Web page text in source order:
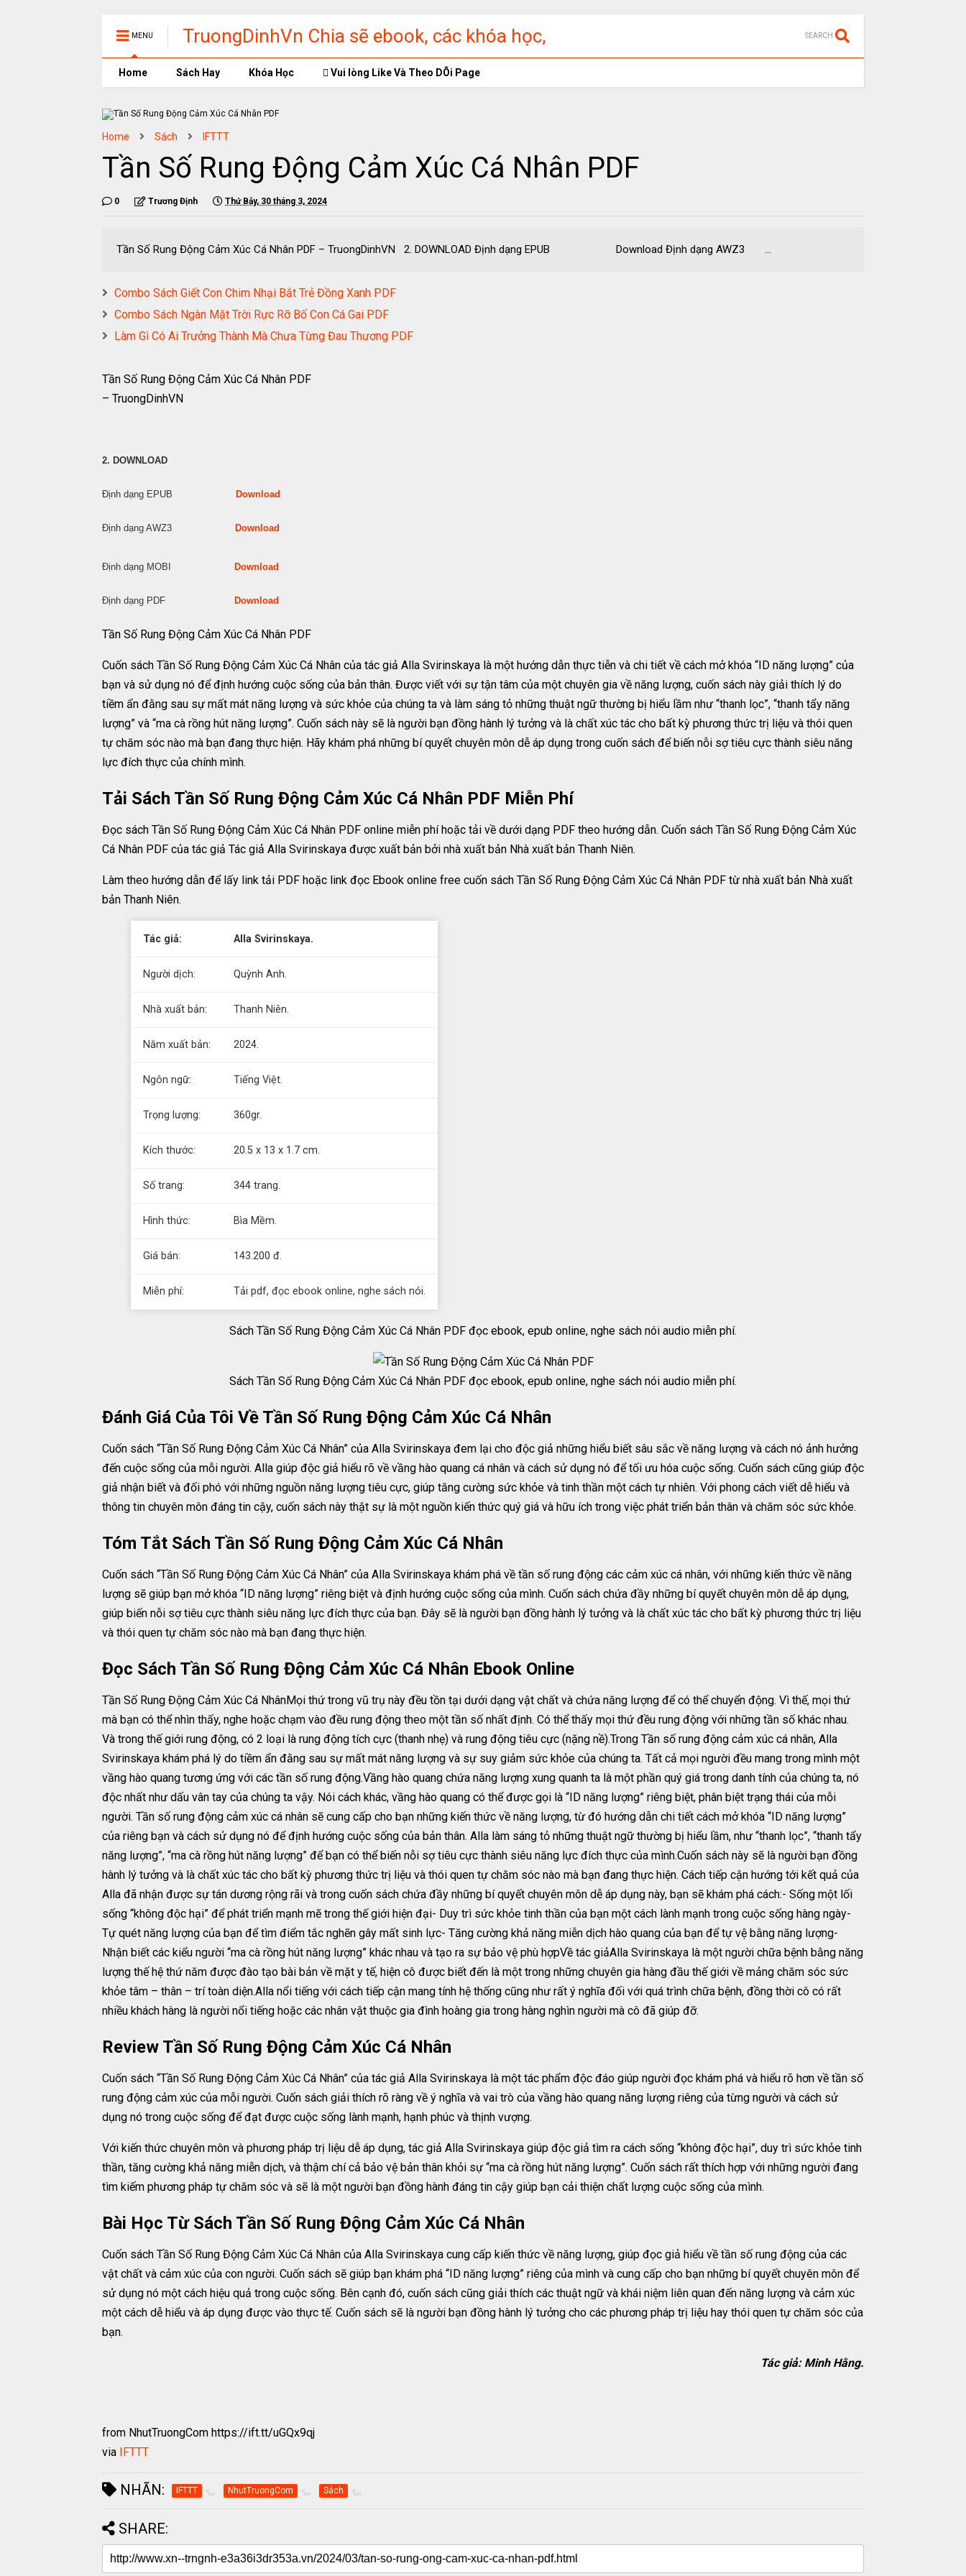
MENU
TruongDinhVn Chia sẽ ebook, các khóa học,
phần mềm học tập miễn phí
SEARCH
Home Sách Hay Khóa Học Vui lòng Like Và Theo DÕi Page
Home Sách IFTTT
Tần Số Rung Động Cảm Xúc Cá Nhân PDF
0 Trương Định Thứ Bảy, 30 tháng 3, 2024
Tần Số Rung Động Cảm Xúc Cá Nhân PDF – TruongDinhVN 2. DOWNLOAD Định dạng EPUB Download Định dạng AWZ3 ...
Combo Sách Giết Con Chim Nhại Bắt Trẻ Đồng Xanh PDF
Combo Sách Ngàn Mặt Trời Rực Rỡ Bố Con Cá Gai PDF
Làm Gì Có Ai Trưởng Thành Mà Chưa Từng Đau Thương PDF
Tần Số Rung Động Cảm Xúc Cá Nhân PDF
– TruongDinhVN
2. DOWNLOAD
Định dạng EPUB Download
Định dạng AWZ3 Download
Định dạng MOBI Download
Định dạng PDF Download
Tần Số Rung Động Cảm Xúc Cá Nhân PDF
Cuốn sách Tần Số Rung Động Cảm Xúc Cá Nhân của tác giả Alla Svirinskaya là một hướng dẫn thực tiễn và chi tiết về cách mở khóa “ID năng lượng” của
bạn và sử dụng nó để định hướng cuộc sống của bản thân. Được viết với sự tận tâm của một chuyên gia về năng lượng, cuốn sách này giải thích lý do
tiềm ẩn đằng sau sự mất mát năng lượng và sức khỏe của chúng ta và làm sáng tỏ những thuật ngữ thường bị hiểu lầm như “thanh lọc”, “thanh tẩy năng
lượng” và “ma cà rồng hút năng lượng”. Cuốn sách này sẽ là người bạn đồng hành lý tưởng và là chất xúc tác cho bất kỳ phương thức trị liệu và thói quen
tự chăm sóc nào mà bạn đang thực hiện. Hãy khám phá những bí quyết chuyên môn dễ áp dụng trong cuốn sách để biến nỗi sợ tiêu cực thành siêu năng
lực đích thực của chính mình.
Tải Sách Tần Số Rung Động Cảm Xúc Cá Nhân PDF Miễn Phí
Đọc sách Tần Số Rung Động Cảm Xúc Cá Nhân PDF online miễn phí hoặc tải về dưới dạng PDF theo hướng dẫn. Cuốn sách Tần Số Rung Động Cảm Xúc
Cá Nhân PDF của tác giả Tác giả Alla Svirinskaya được xuất bản bởi nhà xuất bản Nhà xuất bản Thanh Niên.
Làm theo hướng dẫn để lấy link tải PDF hoặc link đọc Ebook online free cuốn sách Tần Số Rung Động Cảm Xúc Cá Nhân PDF từ nhà xuất bản Nhà xuất
bản Thanh Niên.
Tác giả: Alla Svirinskaya.
Người dịch: Quỳnh Anh.
Nhà xuất bản: Thanh Niên.
Năm xuất bản: 2024.
Ngôn ngữ: Tiếng Việt.
Trọng lượng: 360gr.
Kích thước: 20.5 x 13 x 1.7 cm.
Số trang: 344 trang.
Hình thức: Bìa Mềm.
Giá bán: 143.200 đ.
Miễn phí: Tải pdf, đọc ebook online, nghe sách nói.
Sách Tần Số Rung Động Cảm Xúc Cá Nhân PDF đọc ebook, epub online, nghe sách nói audio miễn phí.
Sách Tần Số Rung Động Cảm Xúc Cá Nhân PDF đọc ebook, epub online, nghe sách nói audio miễn phí.
Đánh Giá Của Tôi Về Tần Số Rung Động Cảm Xúc Cá Nhân
Cuốn sách “Tần Số Rung Động Cảm Xúc Cá Nhân” của Alla Svirinskaya đem lại cho độc giả những hiểu biết sâu sắc về năng lượng và cách nó ảnh hưởng
đến cuộc sống của mỗi người. Alla giúp độc giả hiểu rõ về vầng hào quang cá nhân và cách sử dụng nó để tối ưu hóa cuộc sống. Cuốn sách cũng giúp độc
giả nhận biết và đối phó với những nguồn năng lượng tiêu cực, giúp tăng cường sức khỏe và tinh thần một cách tự nhiên. Với phong cách viết dễ hiểu và
thông tin chuyên môn đáng tin cậy, cuốn sách này thật sự là một nguồn kiến thức quý giá và hữu ích trong việc phát triển bản thân và chăm sóc sức khỏe.
Tóm Tắt Sách Tần Số Rung Động Cảm Xúc Cá Nhân
Cuốn sách “Tần Số Rung Động Cảm Xúc Cá Nhân” của Alla Svirinskaya khám phá về tần số rung động các cảm xúc cá nhân, với những kiến thức về năng
lượng sẽ giúp bạn mở khóa “ID năng lượng” riêng biệt và định hướng cuộc sống của mình. Cuốn sách chứa đầy những bí quyết chuyên môn dễ áp dụng,
giúp biến nỗi sợ tiêu cực thành siêu năng lực đích thực của bạn. Đây sẽ là người bạn đồng hành lý tưởng và là chất xúc tác cho bất kỳ phương thức trị liệu
và thói quen tự chăm sóc nào mà bạn đang thực hiện.
Đọc Sách Tần Số Rung Động Cảm Xúc Cá Nhân Ebook Online
Tần Số Rung Động Cảm Xúc Cá NhânMọi thứ trong vũ trụ này đều tồn tại dưới dạng vật chất và chứa năng lượng để có thể chuyển động. Vì thế, mọi thứ
mà bạn có thể nhìn thấy, nghe hoặc chạm vào đều rung động theo một tần số nhất định. Có thể thấy mọi thứ đều rung động với những tần số khác nhau.
Và trong thế giới rung động, có 2 loại là rung động tích cực (thanh nhẹ) và rung động tiêu cực (nặng nề).Trong Tần số rung động cảm xúc cá nhân, Alla
Svirinskaya khám phá lý do tiềm ẩn đằng sau sự mất mát năng lượng và sự suy giảm sức khỏe của chúng ta. Tất cả mọi người đều mang trong mình một
vầng hào quang tương ứng với các tần số rung động.Vầng hào quang chứa năng lượng xung quanh ta là một phần quý giá trong danh tính của chúng ta, nó
độc nhất như dấu vân tay của chúng ta vậy. Nói cách khác, vầng hào quang có thể được gọi là “ID năng lượng” riêng biệt, phân biệt trạng thái của mỗi
người. Tần số rung động cảm xúc cá nhân sẽ cung cấp cho bạn những kiến thức về năng lượng, từ đó hướng dẫn chi tiết cách mở khóa “ID năng lượng”
của riêng bạn và cách sử dụng nó để định hướng cuộc sống của bản thân. Alla làm sáng tỏ những thuật ngữ thường bị hiểu lầm, như “thanh lọc”, “thanh tẩy
năng lượng”, “ma cà rồng hút năng lượng” để bạn có thể biến nỗi sợ tiêu cực thành siêu năng lực đích thực của mình.Cuốn sách này sẽ là người bạn đồng
hành lý tưởng và là chất xúc tác cho bất kỳ phương thức trị liệu và thói quen tự chăm sóc nào mà bạn đang thực hiện. Cách tiếp cận hướng tới kết quả của
Alla đã nhận được sự tán dương rộng rãi và trong cuốn sách chứa đầy những bí quyết chuyên môn dễ áp dụng này, bạn sẽ khám phá cách:- Sống một lối
sống “không độc hại” để phát triển mạnh mẽ trong thế giới hiện đại- Duy trì sức khỏe tinh thần của bạn một cách lành mạnh trong cuộc sống hàng ngày-
Tự quét năng lượng của bạn để tìm điểm tắc nghẽn gây mất sinh lực- Tăng cường khả năng miễn dịch hào quang của bạn để tự vệ bằng năng lượng-
Nhận biết các kiểu người “ma cà rồng hút năng lượng” khác nhau và tạo ra sự bảo vệ phù hợpVề tác giảAlla Svirinskaya là một người chữa bệnh bằng năng
lượng thế hệ thứ năm được đào tạo bài bản về mặt y tế, hiện cô được biết đến là một trong những chuyên gia hàng đầu thế giới về mảng chăm sóc sức
khỏe tâm – thân – trí toàn diện.Alla nổi tiếng với cách tiếp cận mang tính hệ thống cũng như rất ý nghĩa đối với quá trình chữa bệnh, đồng thời cô có rất
nhiều khách hàng là người nổi tiếng hoặc các nhân vật thuộc gia đình hoàng gia trong hàng nghìn người mà cô đã giúp đỡ.
Review Tần Số Rung Động Cảm Xúc Cá Nhân
Cuốn sách “Tần Số Rung Động Cảm Xúc Cá Nhân” của tác giả Alla Svirinskaya là một tác phẩm độc đáo giúp người đọc khám phá và hiểu rõ hơn về tần số
rung động cảm xúc của mỗi người. Cuốn sách giải thích rõ ràng về ý nghĩa và vai trò của vầng hào quang năng lượng riêng của từng người và cách sử
dụng nó trong cuộc sống để đạt được cuộc sống lành mạnh, hạnh phúc và thịnh vượng.
Với kiến thức chuyên môn và phương pháp trị liệu dễ áp dụng, tác giả Alla Svirinskaya giúp độc giả tìm ra cách sống “không độc hại”, duy trì sức khỏe tinh
thần, tăng cường khả năng miễn dịch, và thậm chí cả bảo vệ bản thân khỏi sự “ma cà rồng hút năng lượng”. Cuốn sách rất thích hợp với những người đang
tìm kiếm phương pháp tự chăm sóc và sẽ là một người bạn đồng hành đáng tin cậy giúp bạn cải thiện chất lượng cuộc sống của mình.
Bài Học Từ Sách Tần Số Rung Động Cảm Xúc Cá Nhân
Cuốn sách Tần Số Rung Động Cảm Xúc Cá Nhân của Alla Svirinskaya cung cấp kiến thức về năng lượng, giúp đọc giả hiểu về tần số rung động của các
vật chất và cảm xúc của con người. Cuốn sách sẽ giúp bạn khám phá “ID năng lượng” riêng của mình và cung cấp cho bạn những bí quyết chuyên môn để
sử dụng nó một cách hiệu quả trong cuộc sống. Bên cạnh đó, cuốn sách cũng giải thích các thuật ngữ và khái niệm liên quan đến năng lượng và cảm xúc
một cách dễ hiểu và áp dụng được vào thực tế. Cuốn sách sẽ là người bạn đồng hành lý tưởng cho các phương pháp trị liệu hay thói quen tự chăm sóc của
bạn.
Tác giả: Minh Hằng.
from NhutTruongCom https://ift.tt/uGQx9qj
via IFTTT
NHÃN: IFTTT NhutTruongCom Sách
SHARE: